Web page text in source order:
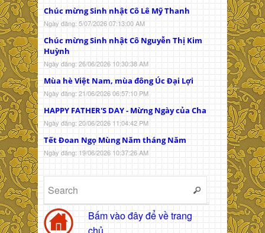
Chúc mừng Sinh nhật Cô Lê Mỹ Thanh
Ngày đăng: 5/07/2026 07:13:00 AM
Chúc mừng Sinh nhật Cô Nguyễn Thị Kim
Huỳnh
Ngày đăng: 26/06/2026 10:30:38 AM
Mùa hè Việt Nam, mùa đông Úc Đại Lợi
Ngày đăng: 21/06/2026 06:57:10 PM
HAPPY FATHER'S DAY - Mừng Ngày của Cha
Ngày đăng: 20/06/2026 11:04:42 PM
Tết Đoan Ngọ Mùng Năm tháng Năm
Ngày đăng: 19/06/2026 10:37:26 AM
Bấm vào đây để về trang
chủ